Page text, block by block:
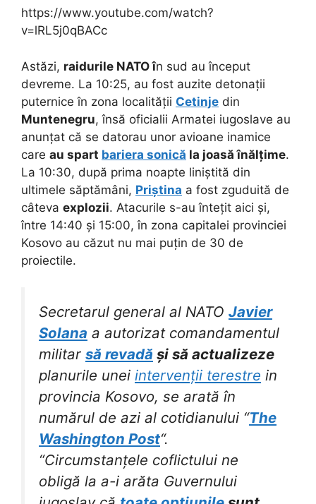
https://www.youtube.com/watch?
v=lRL5j0qBACc
Astăzi, raidurile NATO în sud au început
devreme. La 10:25, au fost auzite detonații
puternice în zona localității Cetinje din
Muntenegru, însă oficialii Armatei iugoslave au
anunțat că se datorau unor avioane inamice
care au spart bariera sonică la joasă înălțime.
La 10:30, după prima noapte liniștită din
ultimele săptămâni, Priștina a fost zguduită de
câteva explozii. Atacurile s-au întețit aici și,
între 14:40 și 15:00, în zona capitalei provinciei
Kosovo au căzut nu mai puțin de 30 de
proiectile.
Secretarul general al NATO Javier
Solana a autorizat comandamentul
militar să revadă și să actualizeze
planurile unei intervenții terestre in
provincia Kosovo, se arată în
numărul de azi al cotidianului “The
Washington Post“.
“Circumstanțele coflictului ne
obligă la a-i arăta Guvernului